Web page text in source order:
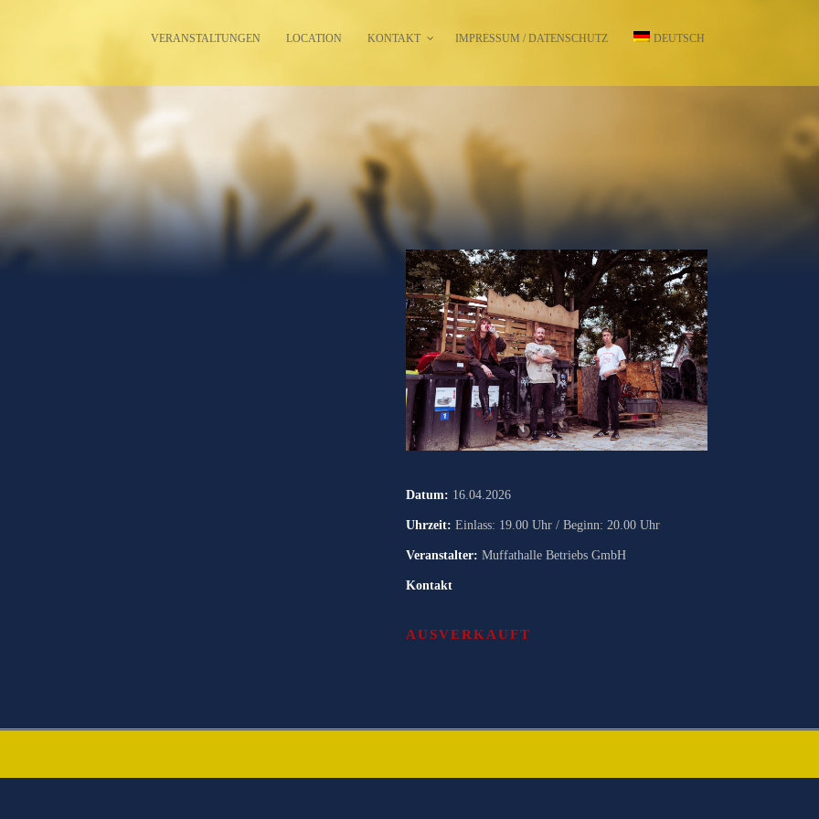
VERANSTALTUNGEN LOCATION KONTAKT IMPRESSUM / DATENSCHUTZ DEUTSCH
Datum: 16.04.2026
Uhrzeit: Einlass: 19.00 Uhr / Beginn: 20.00 Uhr
Veranstalter: Muffathalle Betriebs GmbH
Kontakt
AUSVERKAUFT